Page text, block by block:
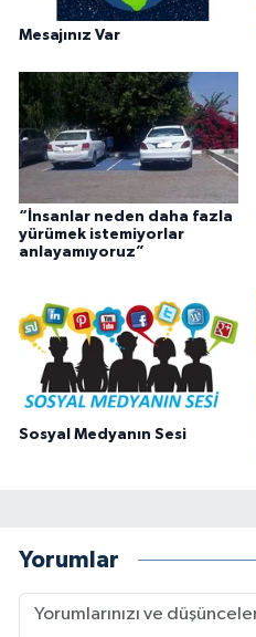
Mesajınız Var
“İnsanlar neden daha fazla
yürümek istemiyorlar
anlayamıyoruz”
Sosyal Medyanın Sesi
Yorumlar